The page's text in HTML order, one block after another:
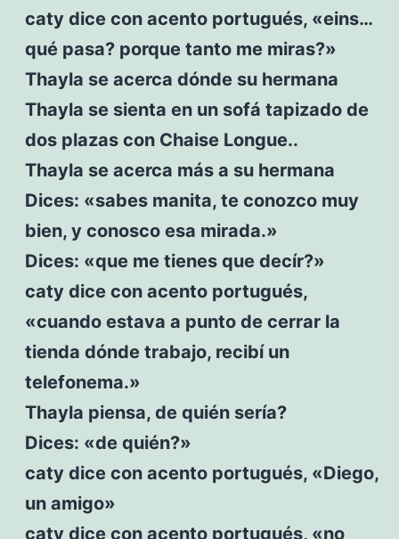
caty dice con acento portugués, «eins…
qué pasa? porque tanto me miras?»
Thayla se acerca dónde su hermana
Thayla se sienta en un sofá tapizado de
dos plazas con Chaise Longue..
Thayla se acerca más a su hermana
Dices: «sabes manita, te conozco muy
bien, y conosco esa mirada.»
Dices: «que me tienes que decír?»
caty dice con acento portugués,
«cuando estava a punto de cerrar la
tienda dónde trabajo, recibí un
telefonema.»
Thayla piensa, de quién sería?
Dices: «de quién?»
caty dice con acento portugués, «Diego,
un amigo»
caty dice con acento portugués, «no